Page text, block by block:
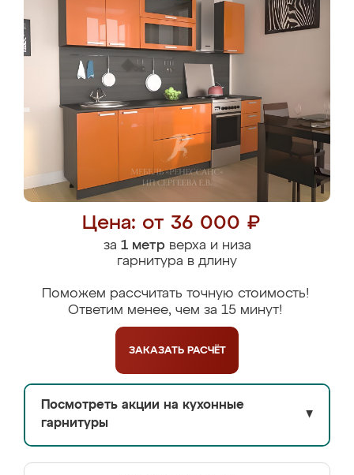
Цена: от 36 000 ₽
за 1 метрверха и низа
гарнитура в длину
Поможем рассчитать точную стоимость!
Ответим менее, чем за 15 минут!
ЗАКАЗАТЬ РАСЧЁТ
Посмотреть акции на кухонные
гарнитуры
▼